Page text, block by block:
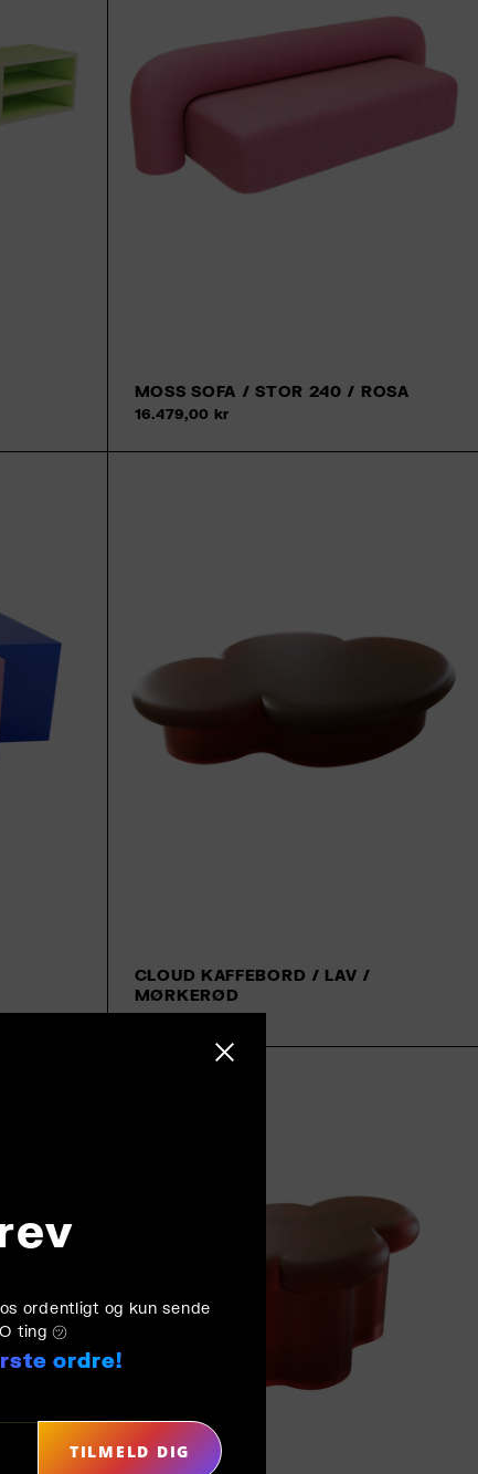
MOSS SOFA / STOR 240 / ROSA
16.479,00 kr
Tilføj til kurv
CLOUD KAFFEBORD / LAV /
MØRKERØD
79.000,00 kr
ordentligt og kun sende
ting ㋡
ordre!
TILMELD DIG
Luk sidebjælke